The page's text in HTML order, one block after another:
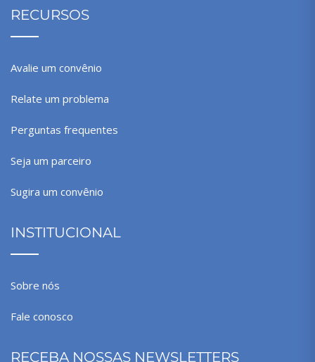
RECURSOS
Avalie um convênio
Relate um problema
Perguntas frequentes
Seja um parceiro
Sugira um convênio
INSTITUCIONAL
Sobre nós
Fale conosco
RECEBA NOSSAS NEWSLETTERS